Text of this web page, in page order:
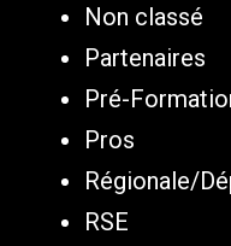
Non classé
Partenaires
Pré-
Pros
Régionale/
RSE